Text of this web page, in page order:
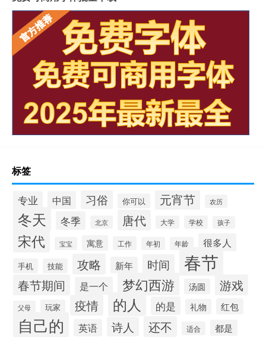
标签
专业 中国 习俗 你可以 元宵节 农历
冬天 冬季 北京 唐代 大学 学校 孩子
宋代 宝宝 寓意 工作 年初 年龄 很多人
手机 技能 攻略 新年 时间 春节
春节期间 是一个 梦幻西游 汤圆 游戏
父母 玩家 疫情 的人 的是 礼物 红包
自己的 英语 诗人 还不 适合 都是